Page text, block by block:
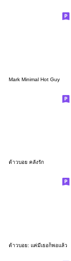
Mark Minimal Hot Guy
ต้าวบอย คลั่งรัก
ต้าวบอย: แค่มีเธอก็พอแล้ว